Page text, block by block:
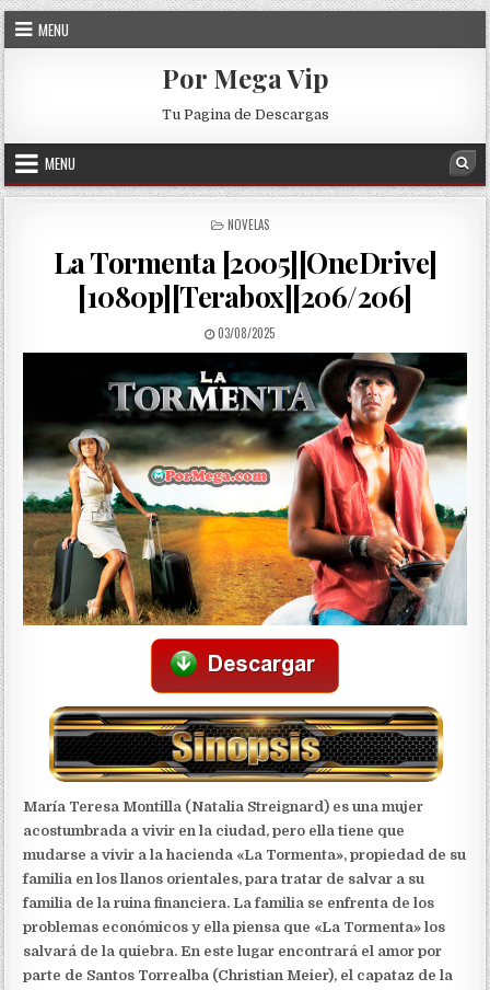
Skip to content
MENU
Por Mega Vip
Tu Pagina de Descargas
MENU
POSTED IN
NOVELAS
La Tormenta [2005][OneDrive]
[1080p][Terabox][206/206]
PUBLISHED DATE:
03/08/2025
María Teresa Montilla (Natalia Streignard) es una mujer
acostumbrada a vivir en la ciudad, pero ella tiene que
mudarse a vivir a la hacienda «La Tormenta», propiedad de su
familia en los llanos orientales, para tratar de salvar a su
familia de la ruina financiera. La familia se enfrenta de los
problemas económicos y ella piensa que «La Tormenta» los
salvará de la quiebra. En este lugar encontrará el amor por
parte de Santos Torrealba (Christian Meier), el capataz de la